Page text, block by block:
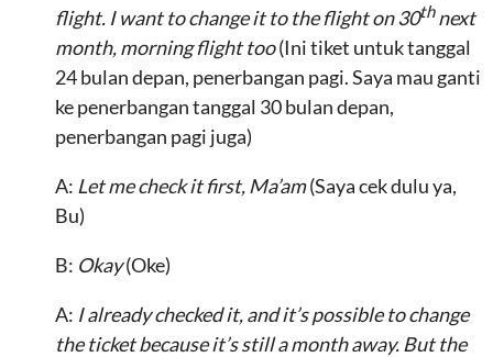
flight. I want to change it to the flight on 30thnext
month, morning flight too(Ini tiket untuk tanggal
24 bulan depan, penerbangan pagi. Saya mau ganti
ke penerbangan tanggal 30 bulan depan,
penerbangan pagi juga)
A: Let me check it first, Ma’am(Saya cek dulu ya,
Bu)
B: Okay(Oke)
A: I already checked it, and it’s possible to change
the ticket because it’s still a month away. But the